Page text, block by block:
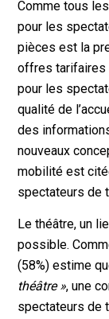
Comme tous
pour les
pièces est la
offres tarifaires
pour les
qualité de
des
nouveaux
mobilité est
spectateurs de
Le théâtre, un
possible.
(58%) estime
théâtre », une
spectateurs de